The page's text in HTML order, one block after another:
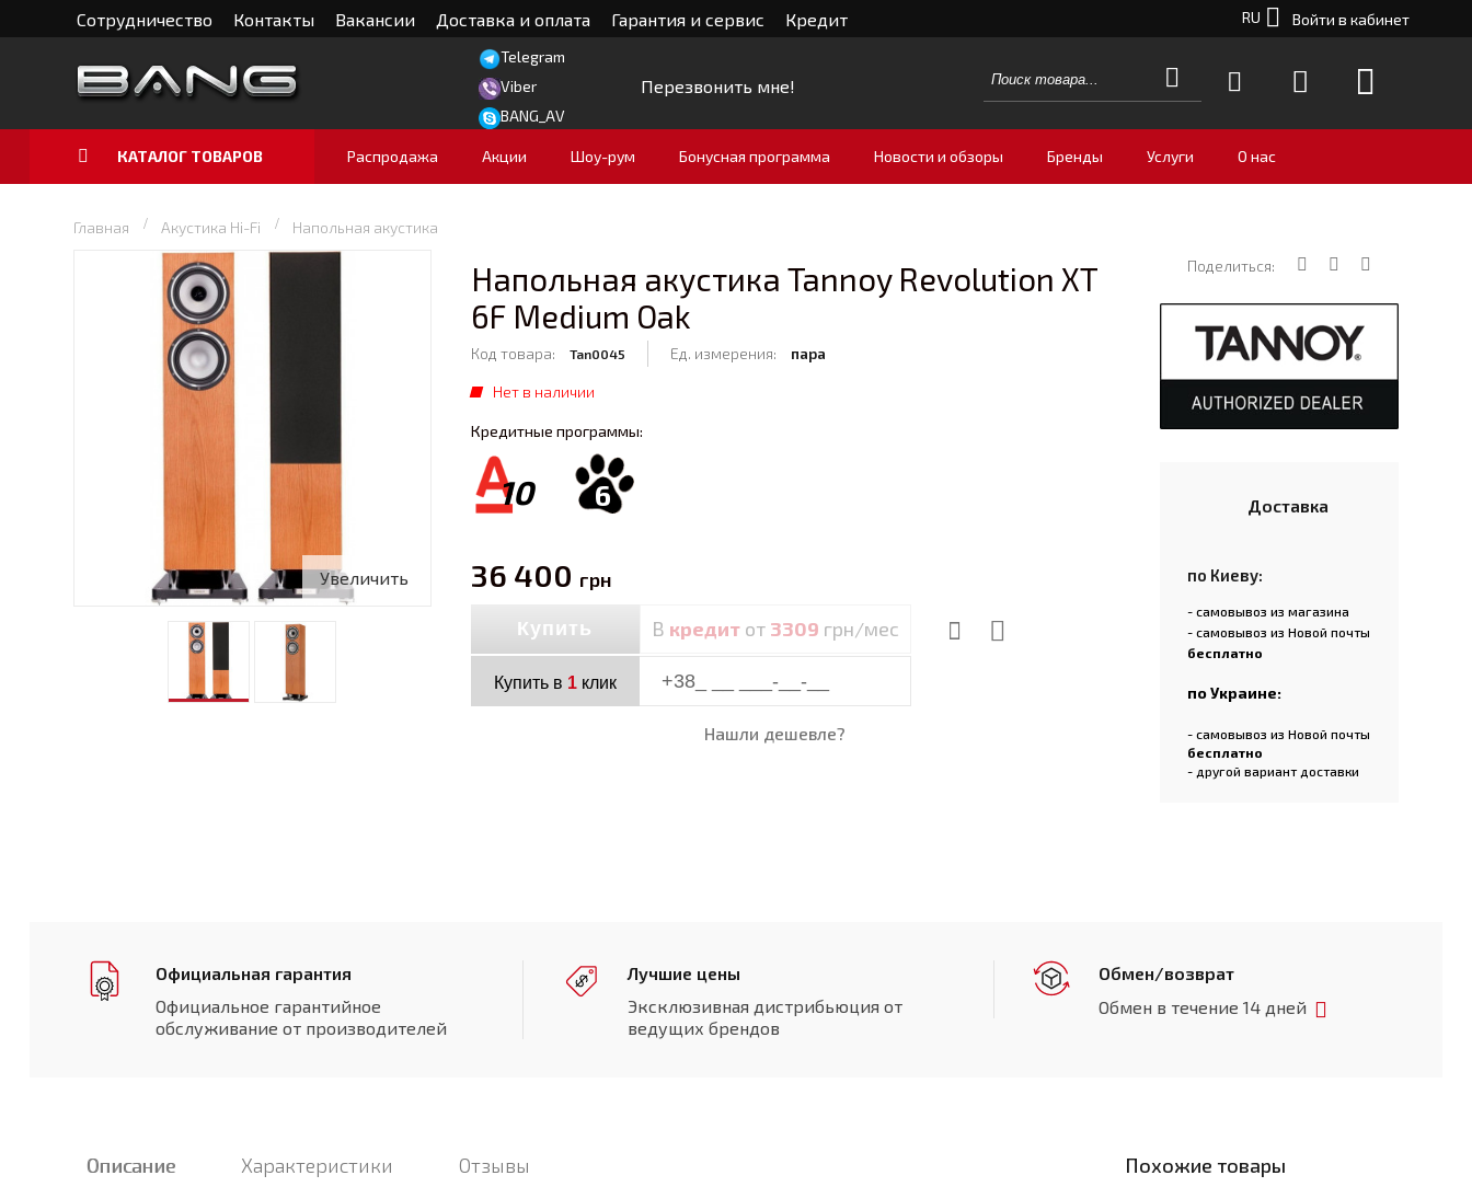
Сотрудничество Контакты Вакансии Доставка и оплата Гарантия и сервис Кредит Войти в кабинет
RU
Telegram
Viber
BANG_AV
Перезвонить мне!
КАТАЛОГ ТОВАРОВ Распродажа Акции Шоу-рум Бонусная программа Новости и обзоры Бренды Услуги О нас
Главная Акустика Hi-Fi Напольная акустика
Увеличить
Напольная акустика Tannoy Revolution XT
6F Medium Oak
Код товара: Tan0045 Ед. измерения: пара
Нет в наличии
Кредитные программы:
10 6
36 400 грн
Купить В кредитот 3309 грн/мес
Купить в 1клик
Нашли дешевле?
Поделиться:
Доставка
по Киеву:
- самовывоз из магазина
- самовывоз из Новой почты
бесплатно
по Украине:
- самовывоз из Новой почты
бесплатно
- другой вариант доставки
Официальная гарантия
Официальное гарантийное
обслуживание от производителей
Лучшие цены
Эксклюзивная дистрибьюция от
ведущих брендов
Обмен/возврат
Обмен в течение 14 дней
Описание Характеристики Отзывы Похожие товары